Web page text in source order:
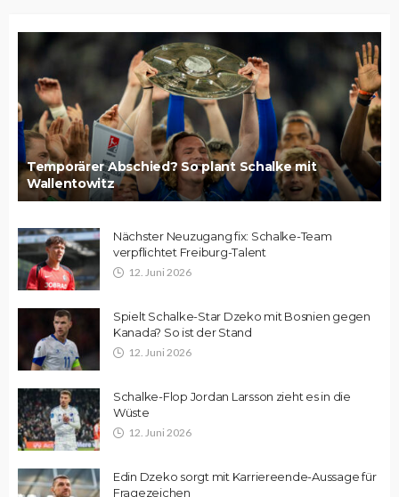
Temporärer Abschied? So plant Schalke mit
Wallentowitz
Nächster Neuzugang fix: Schalke-Team
verpflichtet Freiburg-Talent
12. Juni 2026
Spielt Schalke-Star Dzeko mit Bosnien gegen
Kanada? So ist der Stand
12. Juni 2026
Schalke-Flop Jordan Larsson zieht es in die
Wüste
12. Juni 2026
Edin Dzeko sorgt mit Karriereende-Aussage für
Fragezeichen